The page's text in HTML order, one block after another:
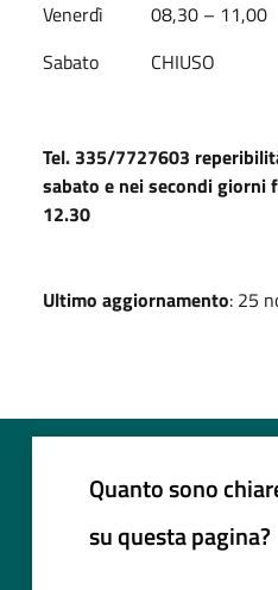
Venerdì 08,30 – 11,00
Sabato CHIUSO
Tel. 335/7727603
sabato e nei secondi
12.30
Ultimo aggiornamento: 25
Quanto sono
su questa pagina?